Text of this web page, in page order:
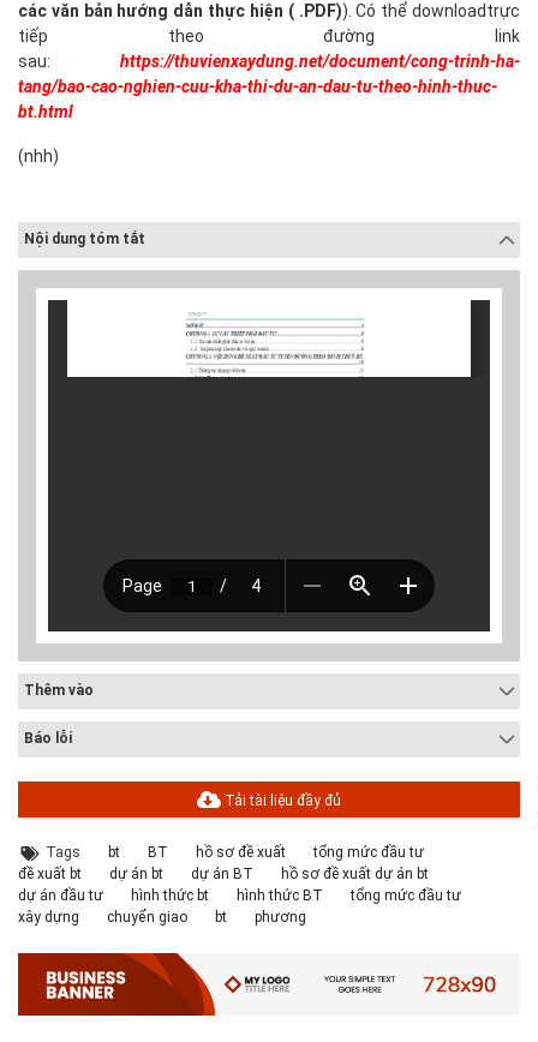
các văn bản hướng dẫn thực hiện ( .PDF)). Có thể downloadtrực
tiếp theo đường link
sau: https://thuvienxaydung.net/document/cong-trinh-ha-
tang/bao-cao-nghien-cuu-kha-thi-du-an-dau-tu-theo-hinh-thuc-
bt.html
(nhh)
Nội dung tóm tắt
Thêm vào
Báo lỗi
Tải tài liệu đầy đủ
Tags bt BT hồ sơ đề xuất
tổng mức đầu tư
đề xuất bt
dự án bt dự án BT
hồ sơ đề xuất dự án bt
dự án đầu tư
hình thức bt hình thức BT
tổng mức đầu tư
xây dựng
chuyển giao bt phương